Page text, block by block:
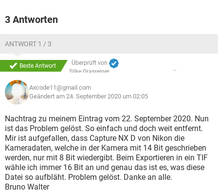
3 Antworten
ANTWORT 1 / 3
Beste Antwort
Überprüft von
Silke Grasreiner
Axcode11@gmail.com
Geändert am 24. September 2020 um 02:05
Nachtrag zu meinem Eintrag vom 22. September 2020. Nun
ist das Problem gelöst. So einfach und doch weit entfernt.
Mir ist aufgefallen, dass Capture NX D von Nikon die
Kameradaten, welche in der Kamera mit 14 Bit geschrieben
werden, nur mit 8 Bit wiedergibt. Beim Exportieren in ein TIF
wähle ich immer 16 Bit an und genau das ist es, was diese
Datei so aufbläht. Problem gelöst. Danke an alle.
Bruno Walter